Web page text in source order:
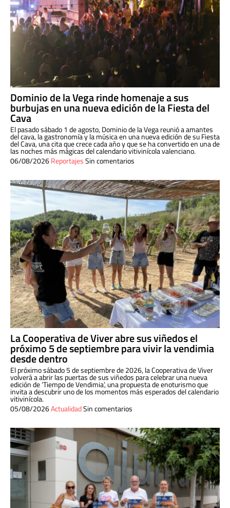
Dominio de la Vega rinde homenaje a sus
burbujas en una nueva edición de la Fiesta del
Cava
El pasado sábado 1 de agosto, Dominio de la Vega reunió a amantes
del cava, la gastronomía y la música en una nueva edición de su Fiesta
del Cava, una cita que crece cada año y que se ha convertido en una de
las noches más mágicas del calendario vitivinícola valenciano.
06/08/2026ReportajesSin comentarios
La Cooperativa de Viver abre sus viñedos el
próximo 5 de septiembre para vivir la vendimia
desde dentro
El próximo sábado 5 de septiembre de 2026, la Cooperativa de Viver
volverá a abrir las puertas de sus viñedos para celebrar una nueva
edición de ‘Tiempo de Vendimia’, una propuesta de enoturismo que
invita a descubrir uno de los momentos más esperados del calendario
vitivinícola.
05/08/2026ActualidadSin comentarios